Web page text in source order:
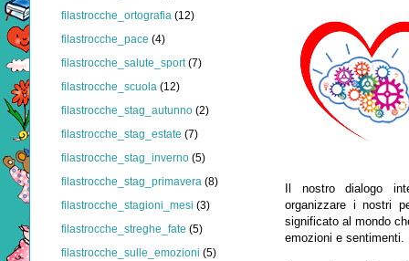
Il nostro dialogo
organizzare i nostri
significato al mondo
emozioni e sentimenti.
filastrocche_ortografia (12)
filastrocche_pace (4)
filastrocche_salute_sport (7)
filastrocche_scuola (12)
filastrocche_stag_autunno (2)
filastrocche_stag_estate (7)
filastrocche_stag_inverno (5)
filastrocche_stag_primavera (8)
filastrocche_stagioni_mesi (3)
filastrocche_streghe_fate (5)
filastrocche_sulle_emozioni (5)